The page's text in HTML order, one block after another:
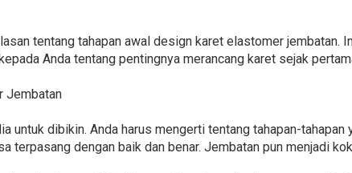
tentang tahapan awal design karet elastomer jembatan.
Anda tentang pentingnya merancang karet sejak
Jembatan
untuk dibikin. Anda harus mengerti tentang tahapan-tahapan
terpasang dengan baik dan benar. Jembatan pun menjadi